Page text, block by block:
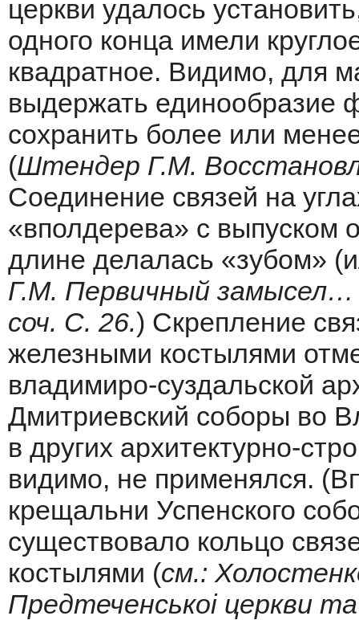
церкви удалось
одного конца имели
квадратное. Видимо, для
выдержать единообразие
сохранить более или
(Штендер Г.М.
Соединение связей на
«вполдерева» с выпуском
длине делалась «зубом»
Г.М. Первичный
соч. С. 26.) Скрепление
железными костылями
владимиро-суздальской
Дмитриевский соборы во
в других архитектурно-
видимо, не применялся.
крещальни Успенского
существовало кольцо
костылями (см.:
Предтеченськоi церкви